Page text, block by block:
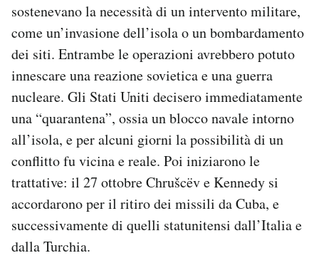
sostenevano la necessità di un intervento militare,
come un’invasione dell’isola o un bombardamento
dei siti. Entrambe le operazioni avrebbero potuto
innescare una reazione sovietica e una guerra
nucleare. Gli Stati Uniti decisero immediatamente
una “quarantena”, ossia un blocco navale intorno
all’isola, e per alcuni giorni la possibilità di un
conflitto fu vicina e reale. Poi iniziarono le
trattative: il 27 ottobre Chrušcëv e Kennedy si
accordarono per il ritiro dei missili da Cuba, e
successivamente di quelli statunitensi dall’Italia e
dalla Turchia.